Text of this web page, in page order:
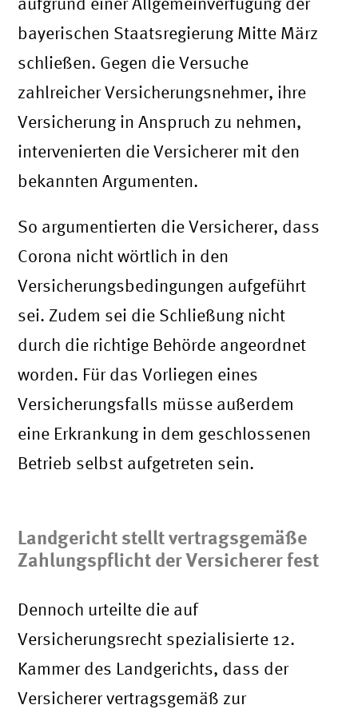
bayerischen Staatsregierung Mitte März
schließen. Gegen die Versuche
zahlreicher Versicherungsnehmer, ihre
Versicherung in Anspruch zu nehmen,
intervenierten die Versicherer mit den
bekannten Argumenten.
So argumentierten die Versicherer, dass
Corona nicht wörtlich in den
Versicherungsbedingungen aufgeführt
sei. Zudem sei die Schließung nicht
durch die richtige Behörde angeordnet
worden. Für das Vorliegen eines
Versicherungsfalls müsse außerdem
eine Erkrankung in dem geschlossenen
Betrieb selbst aufgetreten sein.
Landgericht stellt vertragsgemäße
Zahlungspflicht der Versicherer fest
Dennoch urteilte die auf
Versicherungsrecht spezialisierte 12.
Kammer des Landgerichts, dass der
Versicherer vertragsgemäß zur